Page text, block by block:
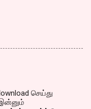
செய்து